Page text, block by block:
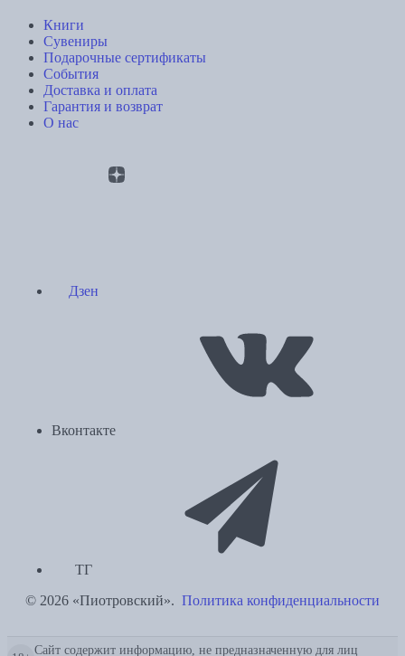
Книги
Сувениры
Подарочные сертификаты
События
Доставка и оплата
Гарантия и возврат
О нас
Дзен
Вконтакте
ТГ
© 2026 «Пиотровский». Политика конфиденциальности
Сайт содержит информацию, не предназначенную для лиц